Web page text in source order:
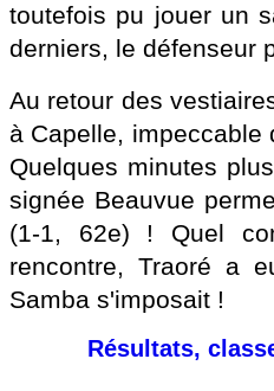
toutefois pu jouer un
derniers, le défenseur
Au retour des
à Capelle, impeccable
Quelques minutes
signée Beauvue
(1-1, 62e) ! Quel
rencontre, Traoré a
Samba s'imposait !
Résultats,